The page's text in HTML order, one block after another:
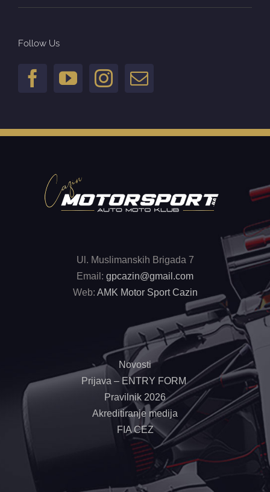
Follow Us
Ul. Muslimanskih Brigada 7
Email: gpcazin@gmail.com
Web: AMK Motor Sport Cazin
Novosti
Prijava – ENTRY FORM
Pravilnik 2026
Akreditiranje medija
FIA CEZ